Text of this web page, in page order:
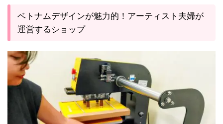
ベトナムデザインが魅力的！アーティスト夫婦が
運営するショップ